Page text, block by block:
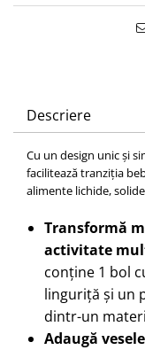
Descriere
Cu un design unic și
facilitează tranziția
alimente lichide,
Transformă
activitate
conține 1 bol
linguriță și un
dintr-un
Adaugă